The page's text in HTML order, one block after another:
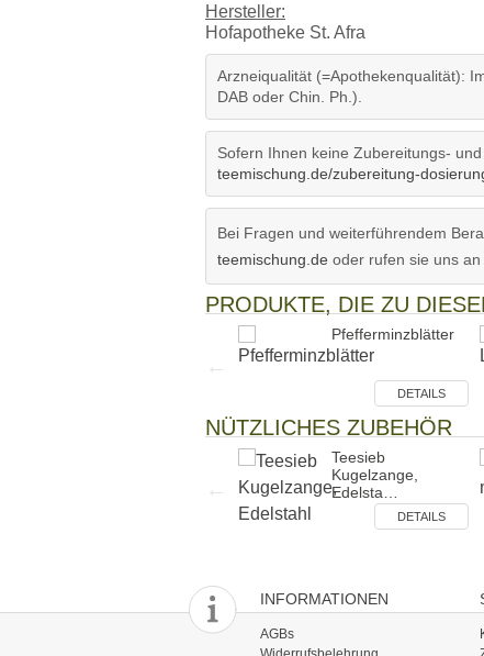
Hersteller:
Hofapotheke St. Afra
Arzneiqualität (=Apothekenqualität):
DAB oder Chin. Ph.).
Sofern Ihnen keine Zubereitungs-
teemischung.de/zubereitung-
Bei Fragen und weiterführendem
teemischung.de oder rufen sie uns
PRODUKTE, DIE ZU
Pfefferminzblätter
DETAILS
NÜTZLICHES ZUBEHÖR
Teesieb
Kugelzange,
Edelsta…
DETAILS
INFORMATIONEN
AGBs